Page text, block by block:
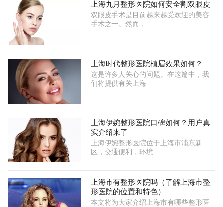
上海九月整形医院如何安全割双眼皮
双眼皮手术是目前越来越受欢迎的美容
手术之一。然而，
上海时代整形医院植眉效果如何？
这是许多人关心的问题。在这篇中，我
们将提供有关上海
上海伊婉整形医院口碑如何？用户真
实介绍来了
上海伊婉整形医院位于上海市浦东新
区，交通便利，环境
上海市有整形医院吗（了解上海市整
形医院的位置和特色）
本文将为大家介绍上海市有哪些整形医